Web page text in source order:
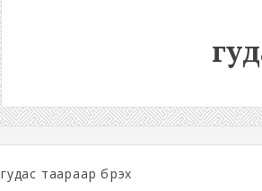
гудас таараар бүрэх